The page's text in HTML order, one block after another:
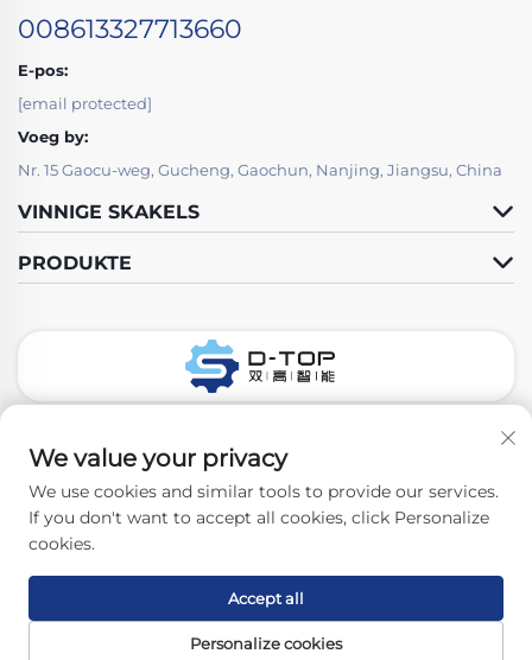
008613327713660
E-pos:
[email protected]
Voeg by:
Nr. 15 Gaocu-weg, Gucheng, Gaochun, Nanjing, Jiangsu, China
VINNIGE SKAKELS
PRODUKTE
Kopiereg © 2026 Nanjing D-Top Pharmatech Co., Ltd. Alle regte
We value your privacy
We use cookies and similar tools to provide our services.
If you don't want to accept all cookies, click Personalize
cookies.
Personalize cookies
Accept all